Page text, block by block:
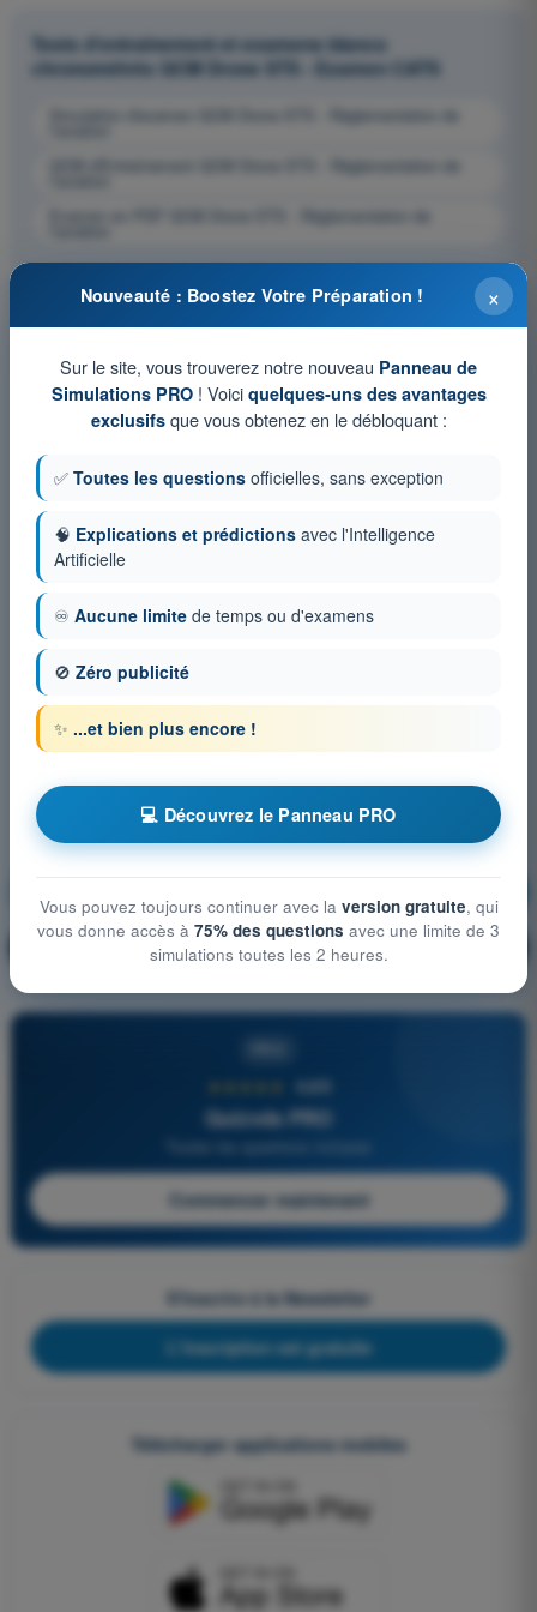
Tests d'entraînement et examens blancs
chronométrés QCM Drone STS - Examen CATS
Simulation d'examen QCM Drone STS - Réglementation de
QCM d'Entraînement QCM Drone STS - Réglementation de
Examen en PDF QCM Drone STS - Réglementation de
PRO Explication de la question
4,6/5
Quizvds PRO
Commencer maintenant
S'inscrire à la Newsletter
L'inscription est gratuite
Télécharger applications mobiles
×
Nouveauté : Boostez Votre Préparation !
Sur le site, vous trouverez notre nouveau Panneau de
Simulations PRO! Voici quelques-uns des avantages
exclusifsque vous obtenez en le débloquant :
✅ Toutes les questions officielles, sans exception
🧠 Explications et prédictions avec l'Intelligence
Artificielle
♾️ Aucune limite de temps ou d'examens
🚫 Zéro publicité
✨ ...et bien plus encore !
💻 Découvrez le Panneau PRO
Vous pouvez toujours continuer avec la version gratuite, qui
vous donne accès à 75% des questions avec une limite de 3
simulations toutes les 2 heures.